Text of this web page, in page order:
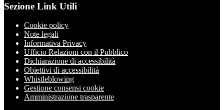
Sezione Link Utili
Cookie policy
Note legali
Informativa Privacy
Ufficio Relazioni con il Pubblico
Dichiarazione di accessibilità
Obiettivi di accessibilità
Whistleblowing
Gestione consensi cookie
Amministrazione trasparente